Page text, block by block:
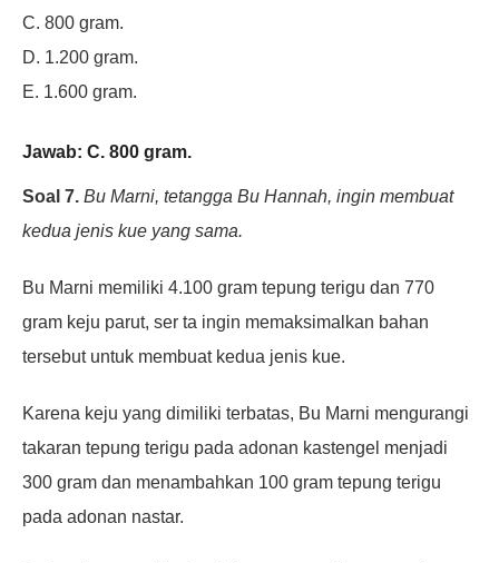
C. 800 gram.
D. 1.200 gram.
E. 1.600 gram.
Jawab: C. 800 gram.
Soal 7. Bu Marni, tetangga Bu Hannah, ingin membuat
kedua jenis kue yang sama.
Bu Marni memiliki 4.100 gram tepung terigu dan 770
gram keju parut, ser ta ingin memaksimalkan bahan
tersebut untuk membuat kedua jenis kue.
Karena keju yang dimiliki terbatas, Bu Marni mengurangi
takaran tepung terigu pada adonan kastengel menjadi
300 gram dan menambahkan 100 gram tepung terigu
pada adonan nastar.